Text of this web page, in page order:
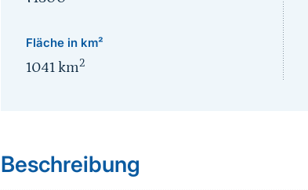
Fläche in km²
1041 km2
Beschreibung